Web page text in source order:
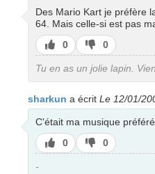
Des Mario Kart je préfère
64. Mais celle-si est pas
J’aime
0
J’aime
pas
0
Tu en as un jolie lapin.
sharkun a écrit Le 12/01/
C'était ma musique
J’aime
0
J’aime
pas
0
-